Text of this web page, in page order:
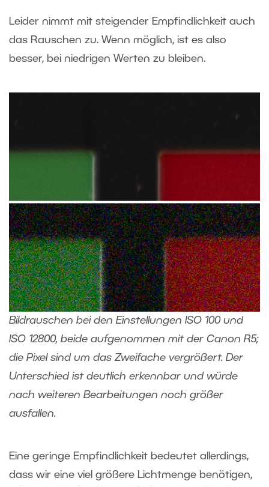
Leider nimmt mit steigender Empfindlichkeit auch
das Rauschen zu. Wenn möglich, ist es also
besser, bei niedrigen Werten zu bleiben.
Bildrauschen bei den Einstellungen ISO 100 und
ISO 12800, beide aufgenommen mit der Canon R5;
die Pixel sind um das Zweifache vergrößert. Der
Unterschied ist deutlich erkennbar und würde
nach weiteren Bearbeitungen noch größer
ausfallen.
Eine geringe Empfindlichkeit bedeutet allerdings,
dass wir eine viel größere Lichtmenge benötigen,